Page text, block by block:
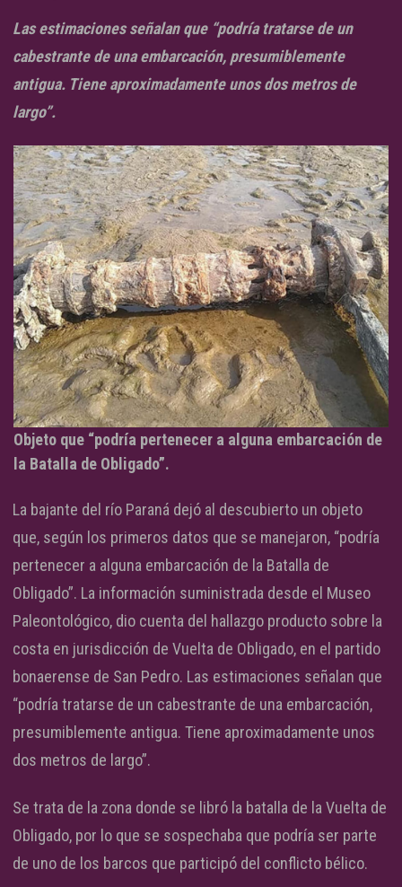
Las estimaciones señalan que “podría tratarse de un
cabestrante de una embarcación, presumiblemente
antigua. Tiene aproximadamente unos dos metros de
largo”.
Objeto que “podría pertenecer a alguna embarcación de
la Batalla de Obligado”.
La bajante del río Paraná dejó al descubierto un objeto
que, según los primeros datos que se manejaron, “podría
pertenecer a alguna embarcación de la Batalla de
Obligado”. La información suministrada desde el Museo
Paleontológico, dio cuenta del hallazgo producto sobre la
costa en jurisdicción de Vuelta de Obligado, en el partido
bonaerense de San Pedro. Las estimaciones señalan que
“podría tratarse de un cabestrante de una embarcación,
presumiblemente antigua. Tiene aproximadamente unos
dos metros de largo”.
Se trata de la zona donde se libró la batalla de la Vuelta de
Obligado, por lo que se sospechaba que podría ser parte
de uno de los barcos que participó del conflicto bélico.